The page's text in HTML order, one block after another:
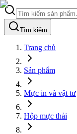
Tìm kiếm
Trang chủ
Sản phẩm
Mực in và vật tư
Hộp mực thải